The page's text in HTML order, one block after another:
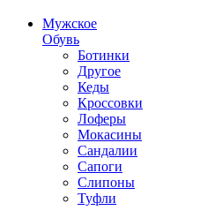
Мужское
Обувь
Ботинки
Другое
Кеды
Кроссовки
Лоферы
Мокасины
Сандалии
Сапоги
Слипоны
Туфли